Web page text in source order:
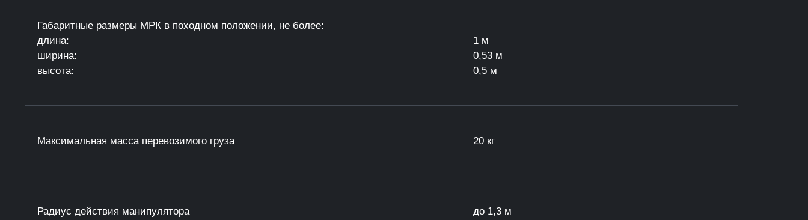
Габаритные размеры МРК в походном положении, не более:
длина:
ширина:
высота:
1 м
0,53 м
0,5 м
Максимальная масса перевозимого груза 20 кг
Радиус действия манипулятора до 1,3 м